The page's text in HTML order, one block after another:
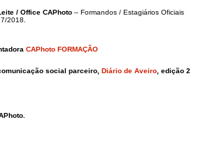
/ Office CAPhoto – Formandos / Estagiários Oficiais
2018.
CAPhoto FORMAÇÃO
social parceiro, Diário de Aveiro , edição 2